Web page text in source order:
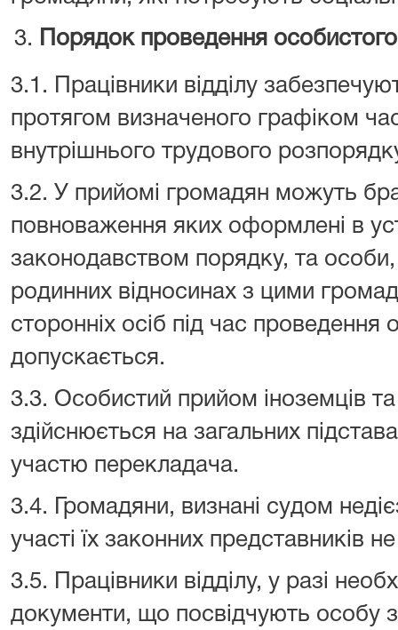
Порядок проведення
3.1. Працівники відділу
протягом визначеного графіком
внутрішнього трудового
3.2. У прийомі громадян можуть
повноваження яких оформлені в
законодавством порядку, та
родинних відносинах з цими
сторонніх осіб під час
допускається.
3.3. Особистий прийом іноземців
здійснюється на загальних
участю перекладача.
3.4. Громадяни, визнані судом
участі їх законних представників
3.5. Працівники відділу, у разі
документи, що посвідчують особу